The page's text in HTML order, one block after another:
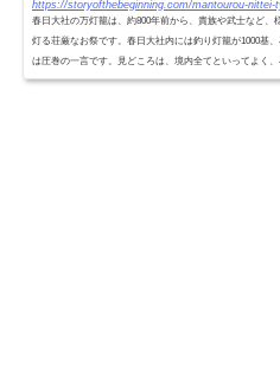
https://storyofthebeginning.com/mantourou-nittei-
春日大社の万灯籠は、約800年前から、貴族や武士など
灯る荘厳なお祭です。春日大社内には釣り灯籠が1000基
は圧巻の一言です。見どころは、境内全てといってよく、